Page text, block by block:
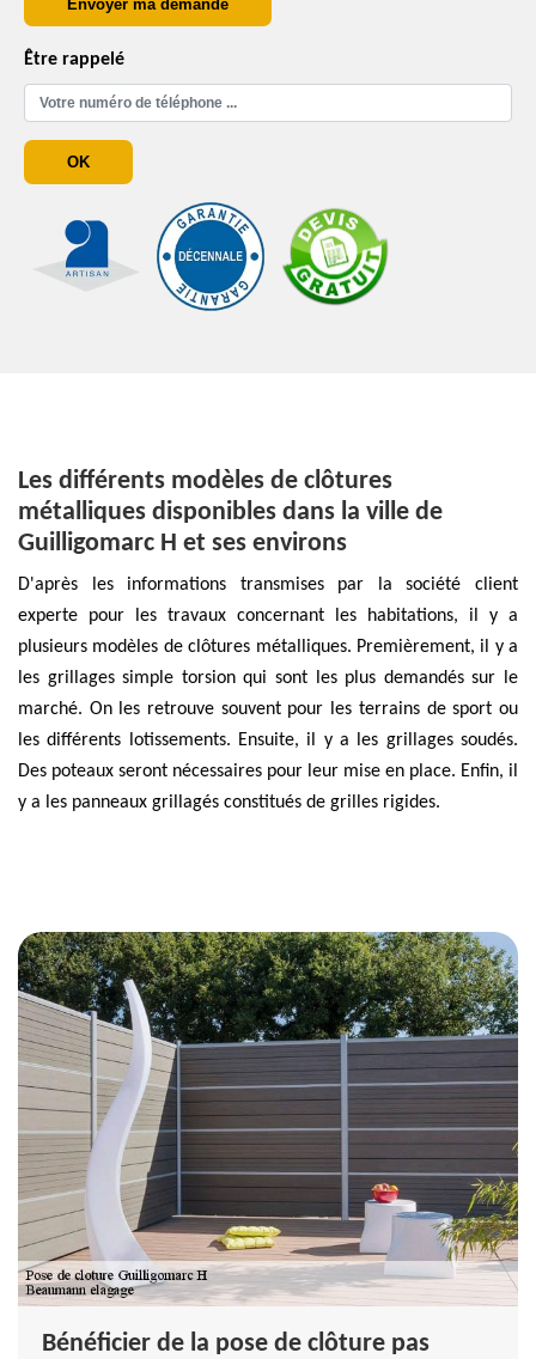
Être rappelé
Les différents modèles de clôtures
métalliques disponibles dans la ville de
Guilligomarc H et ses environs
D'après les informations transmises par la société client
experte pour les travaux concernant les habitations, il y a
plusieurs modèles de clôtures métalliques. Premièrement, il y a
les grillages simple torsion qui sont les plus demandés sur le
marché. On les retrouve souvent pour les terrains de sport ou
les différents lotissements. Ensuite, il y a les grillages soudés.
Des poteaux seront nécessaires pour leur mise en place. Enfin, il
y a les panneaux grillagés constitués de grilles rigides.
Bénéficier de la pose de clôture pas